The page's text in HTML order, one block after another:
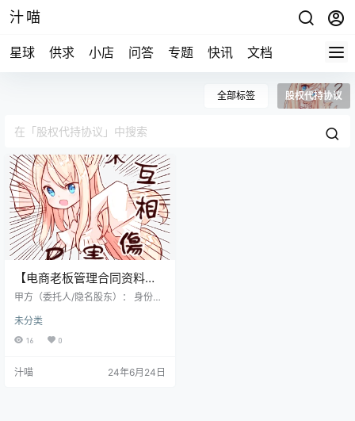
汁喵
星球 供求 小店 问答 专题 快讯 文档
全部标签 股权代持协议
【电商老板管理合同资料】
股权代持协议
甲方（委托人/隐名股东）： 身份证
人/代持人/显名股东）： 身份证号
码： 地址： 电话： 甲、乙双方本
有股权事宜达成如下协议： 委托内
未分类
16 0
汁喵 24年6月24日